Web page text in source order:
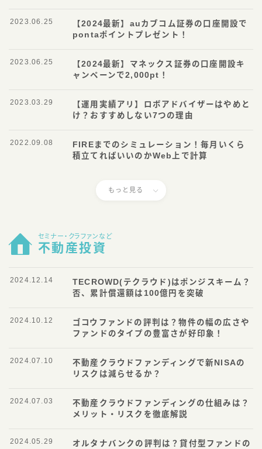
【2024最新】auカブコム証券の口座開設で
pontaポイントプレゼント！
2023.06.25
【2024最新】マネックス証券の口座開設キ
ャンペーンで2,000pt！
2023.06.25
【運用実績アリ】ロボアドバイザーはやめと
け？おすすめしない7つの理由
2023.03.29
FIREまでのシミュレーション！毎月いくら
積立てればいいのかWeb上で計算
2022.09.08
もっと見る
セミナー・クラファンなど
不動産投資
TECROWD(テクラウド)はポンジスキーム？
否、累計償還額は100億円を突破
2024.12.14
ゴコウファンドの評判は？物件の幅の広さや
ファンドのタイプの豊富さが好印象！
2024.10.12
不動産クラウドファンディングで新NISAの
リスクは減らせるか？
2024.07.10
不動産クラウドファンディングの仕組みは？
メリット・リスクを徹底解説
2024.07.03
オルタナバンクの評判は？貸付型ファンドの
2024.05.29